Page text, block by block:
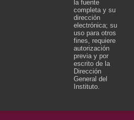
la fuente
completa y su
dirección
electrónica; su
uso para otros
fines, requiere
autorización
previa y por
escrito de la
Dirección
General del
Instituto.